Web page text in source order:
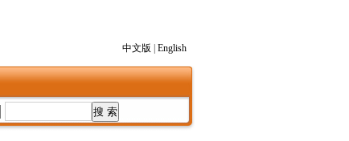
中文版 English